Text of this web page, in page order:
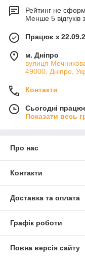
Рейтинг не
Менше 5 відгуків
Працює з
м. Дніпро
вулиця
49000, Дніпро,
Контакти
Сьогодні
Показати весь
Про нас
Контакти
Доставка та оплата
Графік роботи
Повна версія сайту